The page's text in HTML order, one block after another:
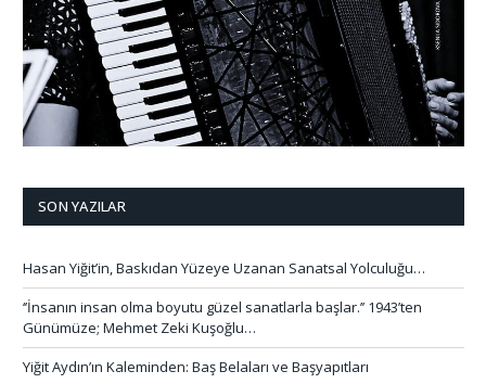
SON YAZILAR
Hasan Yiğit’in, Baskıdan Yüzeye Uzanan Sanatsal Yolculuğu…
‘’İnsanın insan olma boyutu güzel sanatlarla başlar.’’ 1943’ten
Günümüze; Mehmet Zeki Kuşoğlu…
Yiğit Aydın’ın Kaleminden: Baş Belaları ve Başyapıtları